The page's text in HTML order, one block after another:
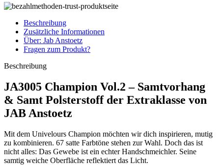
Beschreibung
Zusätzliche Informationen
Über: Jab Anstoetz
Fragen zum Produkt?
Beschreibung
JA3005 Champion Vol.2 – Samtvorhang
& Samt Polsterstoff der Extraklasse von
JAB Anstoetz
Mit dem Univelours Champion möchten wir dich inspirieren, mutig
zu kombinieren. 67 satte Farbtöne stehen zur Wahl. Doch das ist
nicht alles: Das Gewebe ist ein echter Handschmeichler. Seine
samtig weiche Oberfläche reflektiert das Licht.